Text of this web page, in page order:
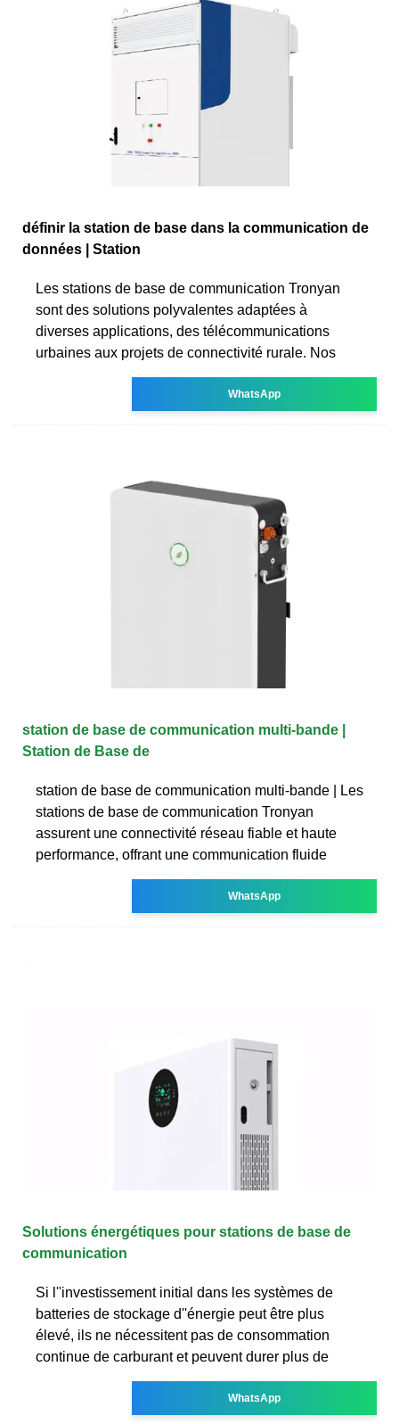
définir la station de base dans la communication de
données | Station
Les stations de base de communication Tronyan
sont des solutions polyvalentes adaptées à
diverses applications, des télécommunications
urbaines aux projets de connectivité rurale. Nos
WhatsApp
station de base de communication multi-bande |
Station de Base de
station de base de communication multi-bande | Les
stations de base de communication Tronyan
assurent une connectivité réseau fiable et haute
performance, offrant une communication fluide
WhatsApp
Solutions énergétiques pour stations de base de
communication
Si l''investissement initial dans les systèmes de
batteries de stockage d''énergie peut être plus
élevé, ils ne nécessitent pas de consommation
continue de carburant et peuvent durer plus de
WhatsApp